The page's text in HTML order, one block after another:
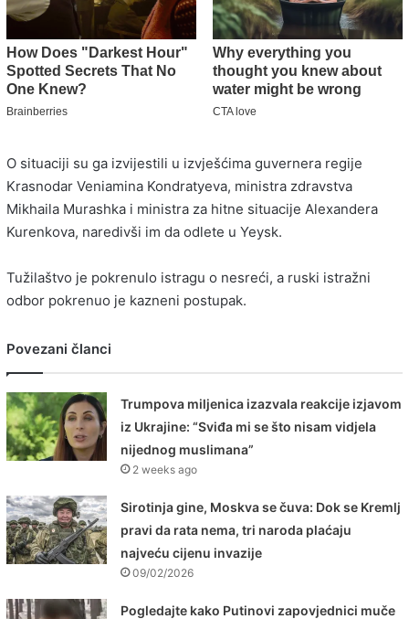
O situaciji su ga izvijestili u izvješćima guvernera regije
Krasnodar Veniamina Kondratyeva, ministra zdravstva
Mikhaila Murashka i ministra za hitne situacije Alexandera
Kurenkova, naredivši im da odlete u Yeysk.
Tužilaštvo je pokrenulo istragu o nesreći, a ruski istražni
odbor pokrenuo je kazneni postupak.
Povezani članci
Trumpova miljenica izazvala reakcije izjavom
iz Ukrajine: “Sviđa mi se što nisam vidjela
nijednog muslimana”
2 weeks ago
Sirotinja gine, Moskva se čuva: Dok se Kremlj
pravi da rata nema, tri naroda plaćaju
najveću cijenu invazije
09/02/2026
Pogledajte kako Putinovi zapovjednici muče